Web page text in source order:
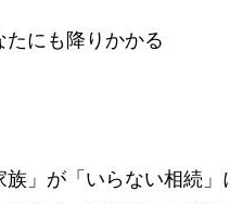
にも降りかかる
」が「いらない相続」